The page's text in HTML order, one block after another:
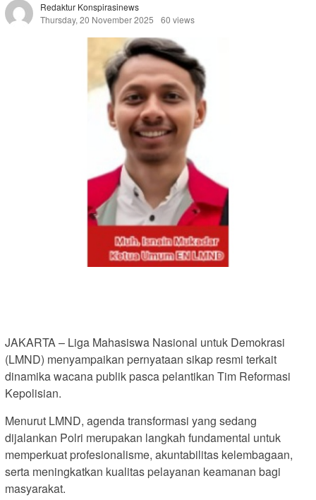
Redaktur Konspirasinews
Thursday, 20 November 2025
60 views
JAKARTA – Liga Mahasiswa Nasional untuk Demokrasi
(LMND) menyampaikan pernyataan sikap resmi terkait
dinamika wacana publik pasca pelantikan Tim Reformasi
Kepolisian.
Menurut LMND, agenda transformasi yang sedang
dijalankan Polri merupakan langkah fundamental untuk
memperkuat profesionalisme, akuntabilitas kelembagaan,
serta meningkatkan kualitas pelayanan keamanan bagi
masyarakat.